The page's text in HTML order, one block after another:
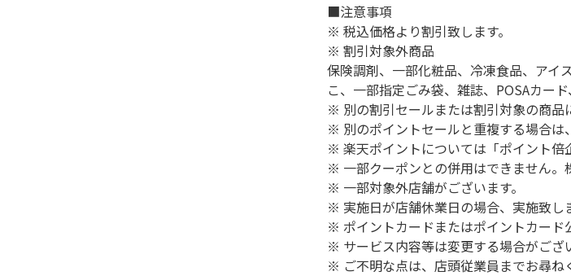
■注意事項
※ 税込価格より割引致します。
※ 割引対象外商品
保険調剤、一部化粧品、冷凍食品、アイ
こ、一部指定ごみ袋、雑誌、POSAカー
※ 別の割引セールまたは割引対象の商品
※ 別のポイントセールと重複する場合は
※ 楽天ポイントについては「ポイント倍
※ 一部クーポンとの併用はできません。
※ 一部対象外店舗がございます。
※ 実施日が店舗休業日の場合、実施致し
※ ポイントカードまたはポイントカード
※ サービス内容等は変更する場合がござ
※ ご不明な点は、店頭従業員までお尋ね